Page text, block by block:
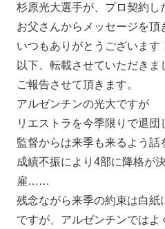
杉原光大選手が、プロ契約し
お父さんからメッセージを頂
いつもありがとうございます
以下、転載させていただきま
ご報告させて頂きます。
アルゼンチンの光大ですが
リエストラを今季限りで退
監督からは来季も来るよう話
成績不振により4部に降格が
雇……
残念ながら来季の約束は白
ですが、アルゼンチンではよ